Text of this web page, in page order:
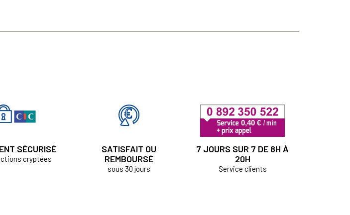
SÉCURISÉ
cryptées
SATISFAIT OU
REMBOURSÉ
sous 30 jours
7 JOURS SUR 7 DE 8H À
20H
Service clients